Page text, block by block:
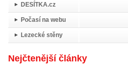
DESÍTKA.cz
Počasí na webu
Lezecké stěny
Nejčtenější články